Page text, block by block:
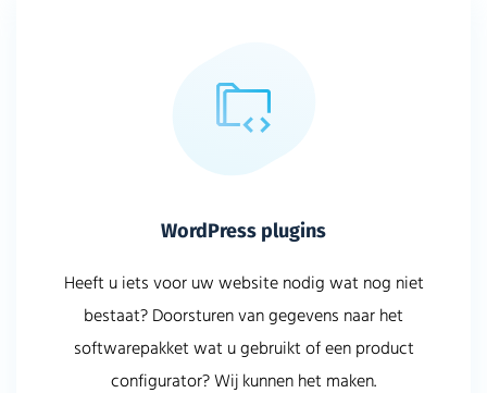
WordPress plugins
Heeft u iets voor uw website nodig wat nog niet
bestaat? Doorsturen van gegevens naar het
softwarepakket wat u gebruikt of een product
configurator? Wij kunnen het maken.